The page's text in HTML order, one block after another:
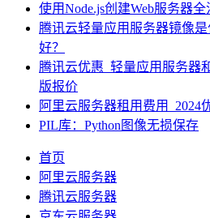
使用Node.js创建Web服务器全
腾讯云轻量应用服务器镜像
好？
腾讯云优惠_轻量应用服务器
版报价
阿里云服务器租用费用_2024
PIL库：Python图像无损保存
首页
阿里云服务器
腾讯云服务器